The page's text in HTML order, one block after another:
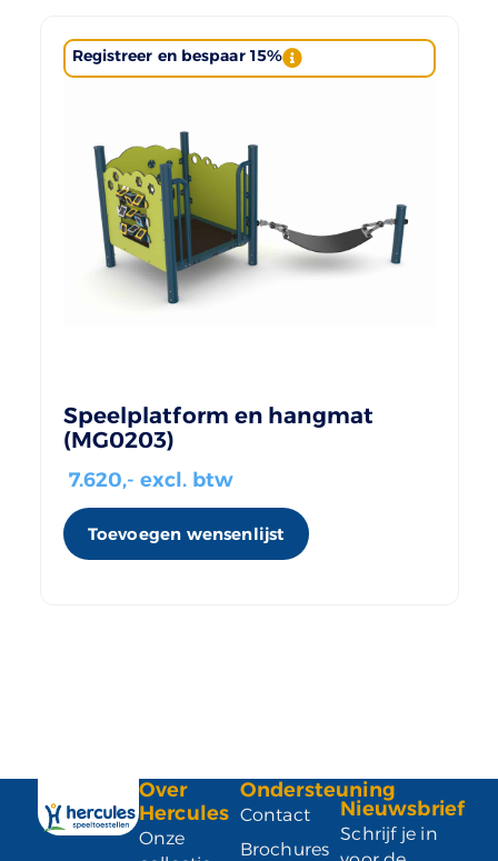
Registreer en bespaar 15%
Speelplatform en hangmat
(MG0203)
7.620,- excl. btw
Toevoegen wensenlijst
Over
Hercules
Onze
Ondersteuning
Contact
Brochures
Nieuwsbrief
Schrijf je in